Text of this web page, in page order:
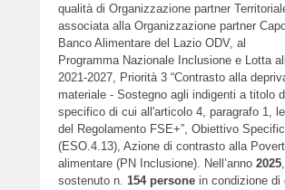
qualità di Organizzazione partner
associata alla Organizzazione partner
Banco Alimentare del Lazio ODV, al
Programma Nazionale Inclusione e Lotta
2021-2027, Priorità 3 “Contrasto alla
materiale - Sostegno agli indigenti a titolo
specifico di cui all'articolo 4, paragrafo 1,
del Regolamento FSE+”, Obiettivo
(ESO.4.13), Azione di contrasto alla
alimentare (PN Inclusione). Nell’anno 2025
sostenuto n. 154 persone in condizione di